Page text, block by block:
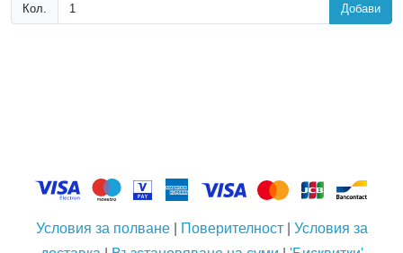
Кол. Добави
Условия за полване| Поверителност|
Условия за